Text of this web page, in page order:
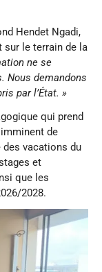
Hendet Ngadi,
sur le terrain de la
ne se
Nous demandons
par l’État. »
qui prend
de
vacations du
et
que les
2028.